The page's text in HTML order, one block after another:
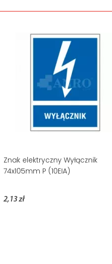
Znak elektryczny Wyłącznik
74x105mm P (10EIA)
2,13 zł